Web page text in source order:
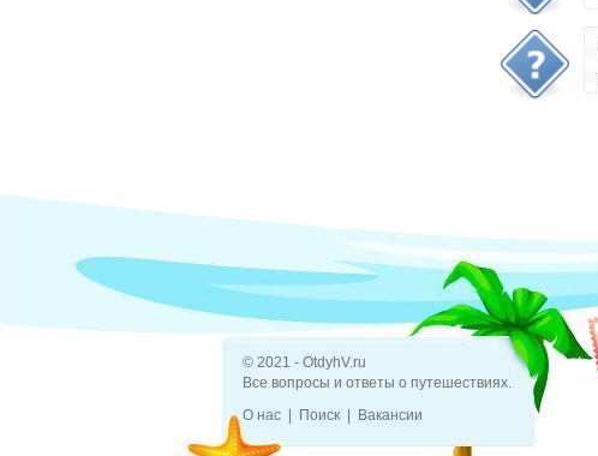
© 2021 - OtdyhV.ru
Все вопросы и ответы о путешествиях.
О нас
Поиск Вакансии